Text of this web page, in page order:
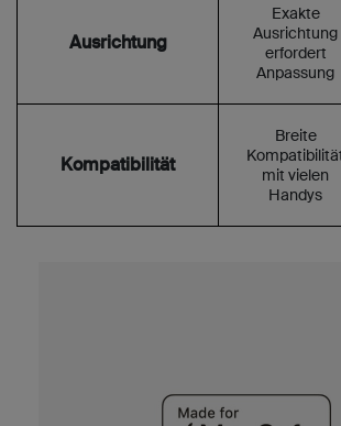
Ausrichtung
Exakte
Ausrichtung
erfordert
Anpassung
Kompatibilität
Breite
mit vielen
Handys